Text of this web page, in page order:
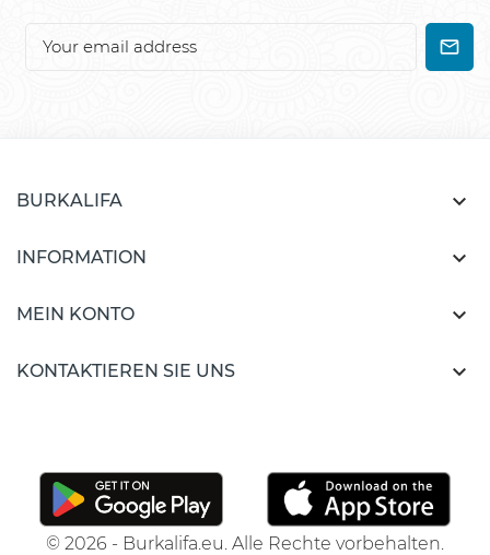
BURKALIFA 
INFORMATION 
MEIN KONTO 
KONTAKTIEREN SIE UNS 
© 2026 - Burkalifa.eu. Alle Rechte vorbehalten.